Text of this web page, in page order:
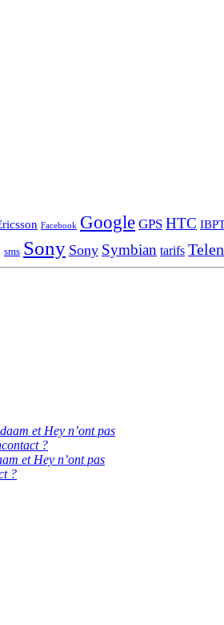
Facebook Google GPS HTC
sms Sony Sony Symbian tarifs
et Hey n’ont pas
?
et Hey n’ont pas
?